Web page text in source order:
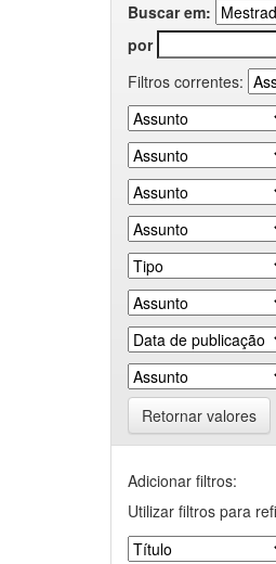
Buscar em:
por
Filtros correntes:
Retornar valores
Adicionar filtros:
Utilizar filtros para